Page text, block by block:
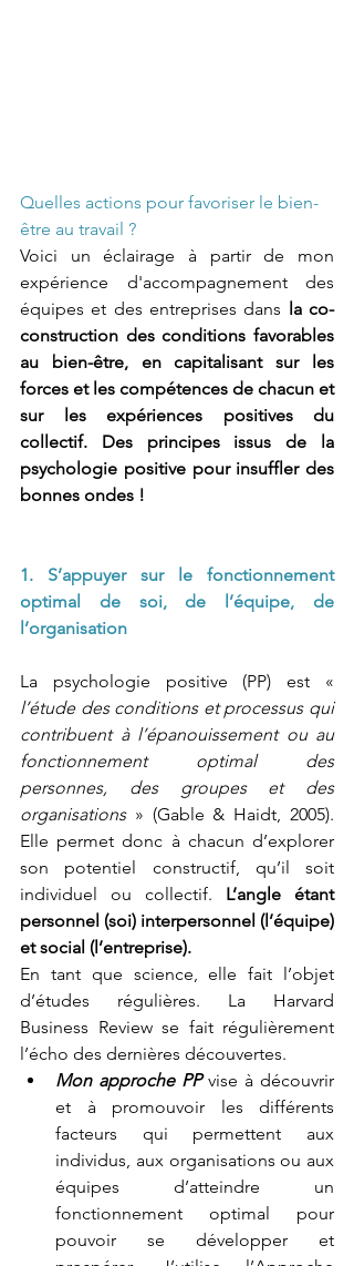
Quelles actions pour favoriser le bien-
être au travail ?
Voici un éclairage à partir de mon
expérience d'accompagnement des
équipes et des entreprises dans
la co-
construction des conditions favorables
au bien-être, en capitalisant sur les
forces et les compétences de chacun et
sur les expériences positives du
collectif. Des principes issus de la
psychologie positive pour insuffler des
bonnes ondes !
1. S’appuyer sur le fonctionnement
optimal de soi, de l’équipe, de
l’organisation
l’étude des conditions et processus qui
contribuent à l’épanouissement ou au
fonctionnement optimal des
personnes, des groupes et des
organisations » (Gable & Haidt, 2005).
Elle permet donc à chacun d’explorer
son potentiel constructif, qu’il soit
individuel ou collectif. L’angle étant
personnel (soi) interpersonnel (l’équipe)
et social (l’entreprise).
En tant que science, elle fait l’objet
d’études régulières. La Harvard
Business Review se fait régulièrement
l’écho des dernières découvertes.
Mon approche PP vise à découvrir
et à promouvoir les différents
facteurs qui permettent aux
individus, aux organisations ou aux
équipes d’atteindre un
fonctionnement optimal pour
pouvoir se développer et